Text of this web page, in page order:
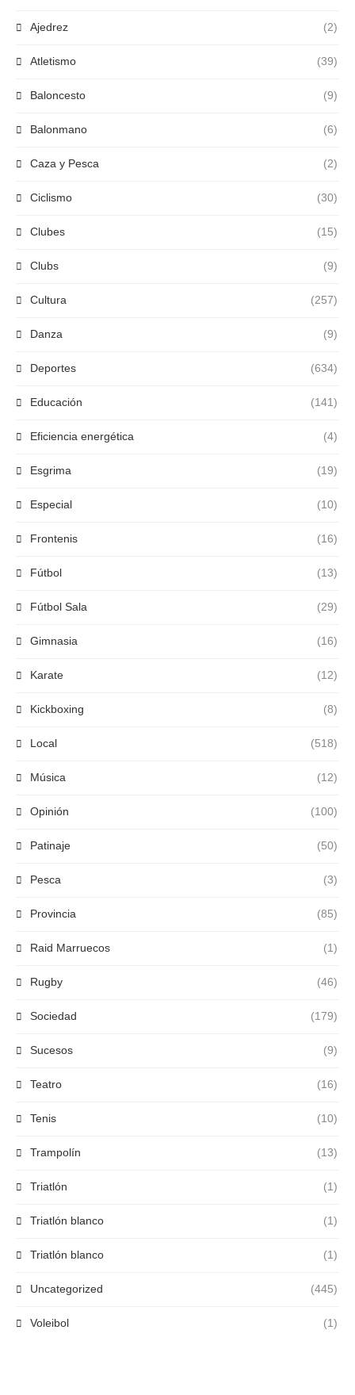
Ajedrez (2)
Atletismo (39)
Baloncesto (9)
Balonmano (6)
Caza y Pesca (2)
Ciclismo (30)
Clubes (15)
Clubs (9)
Cultura (257)
Danza (9)
Deportes (634)
Educación (141)
Eficiencia energética (4)
Esgrima (19)
Especial (10)
Frontenis (16)
Fútbol (13)
Fútbol Sala (29)
Gimnasia (16)
Karate (12)
Kickboxing (8)
Local (518)
Música (12)
Opinión (100)
Patinaje (50)
Pesca (3)
Provincia (85)
Raid Marruecos (1)
Rugby (46)
Sociedad (179)
Sucesos (9)
Teatro (16)
Tenis (10)
Trampolín (13)
Triatlón (1)
Triatlón blanco (1)
Triatlón blanco (1)
Uncategorized (445)
Voleibol (1)